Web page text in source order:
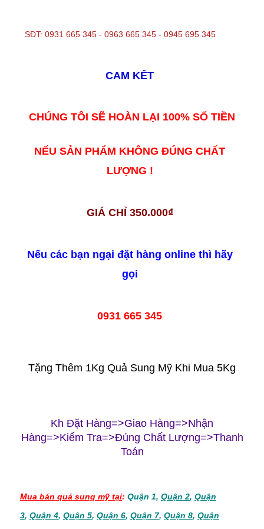
SĐT: 0931 665 345 - 0963 665 345 - 0945 695 345
CAM KẾT
CHÚNG TÔI SẼ HOÀN LẠI 100% SỐ TIỀN
NẾU SẢN PHẨM KHÔNG ĐÚNG CHẤT
LƯỢNG !
GIÁ CHỈ 350.000₫
Nếu các bạn ngại đặt hàng online thì hãy
gọi
0931 665 345
Tặng Thêm 1Kg Quả Sung Mỹ Khi Mua 5Kg
Kh Đặt Hàng=>Giao Hàng=>Nhận
Hàng=>Kiểm Tra=>Đúng Chất Lượng=>Thanh
Toán
Mua bán quả sung mỹ tại: Quận 1, Quận 2, Quận
3, Quận 4, Quận 5, Quận 6, Quận 7, Quận 8, Quận